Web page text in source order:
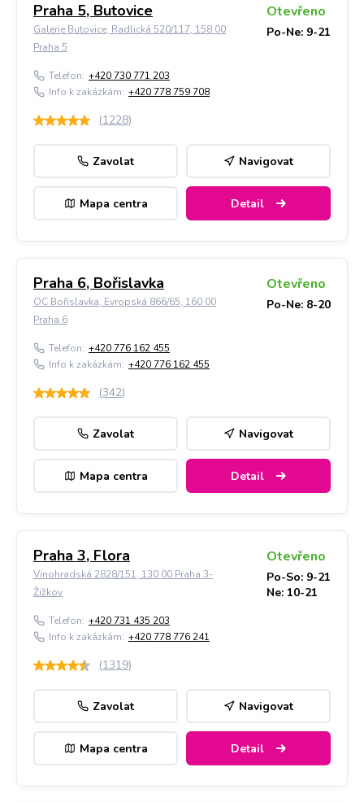
Praha 5, Butovice
Galerie Butovice, Radlická 520/117, 158 00
Praha 5
Otevřeno
Po-Ne: 9-21
Telefon: +420 730 771 203
Info k zakázkám: +420 778 759 708
(1228)
Zavolat Navigovat
Mapa centra Detail
Praha 6, Bořislavka
OC Bořislavka, Evropská 866/65, 160 00
Praha 6
Otevřeno
Po-Ne: 8-20
Telefon: +420 776 162 455
Info k zakázkám: +420 776 162 455
(342)
Zavolat Navigovat
Mapa centra Detail
Praha 3, Flora
Vinohradská 2828/151, 130 00 Praha 3-
Žižkov
Otevřeno
Po-So: 9-21
Ne: 10-21
Telefon: +420 731 435 203
Info k zakázkám: +420 778 776 241
(1319)
Zavolat Navigovat
Mapa centra Detail